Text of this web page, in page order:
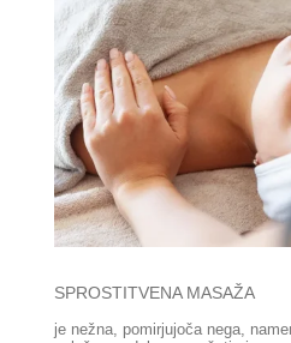
SPROSTITVENA MASAŽA
je nežna, pomirjujoča nega,